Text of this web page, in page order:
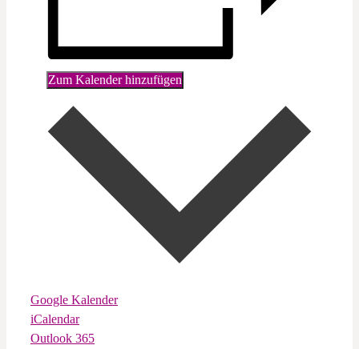
Zum Kalender hinzufügen
Google Kalender
iCalendar
Outlook 365